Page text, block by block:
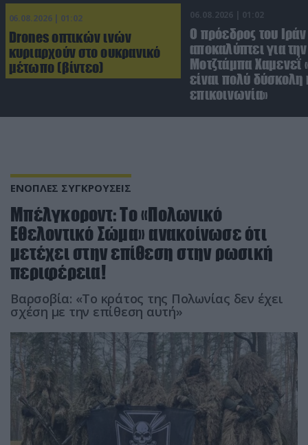
06.08.2026 | 01:02
Drones οπτικών ινών
κυριαρχούν στο ουκρανικό
μέτωπο (βίντεο)
06.08.2026 | 01:02
Ο πρόεδρος του Ιράν
αποκαλύπτει για
Μοτζτάμπα Χαμενεΐ
είναι πολύ δύσκολη
επικοινωνία»
ΕΝΟΠΛΕΣ ΣΥΓΚΡΟΥΣΕΙΣ
Μπέλγκοροντ: Το «Πολωνικό
Εθελοντικό Σώμα» ανακοίνωσε ότι
μετέχει στην επίθεση στην ρωσική
περιφέρεια!
Βαρσοβία: «Το κράτος της Πολωνίας δεν έχει
σχέση με την επίθεση αυτή»